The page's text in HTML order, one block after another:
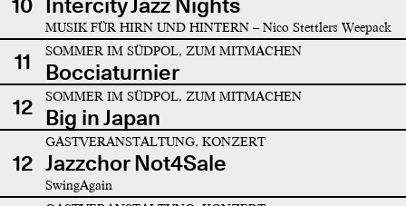
MUSIK FÜR HIRN UND HINTERN – Nico Stettlers Weepack
11 SOMMER IM SÜDPOL, ZUM MITMACHEN
Bocciaturnier
12
SOMMER IM SÜDPOL, ZUM MITMACHEN
Big in Japan
12
GASTVERANSTALTUNG, KONZERT
Jazzchor Not4Sale
SwingAgain